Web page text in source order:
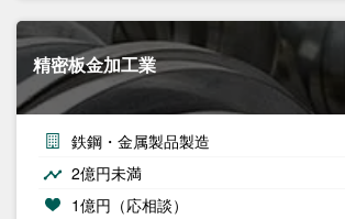
精密板金加工業
鉄鋼・金属製品製造
2億円未満
1億円（応相談）